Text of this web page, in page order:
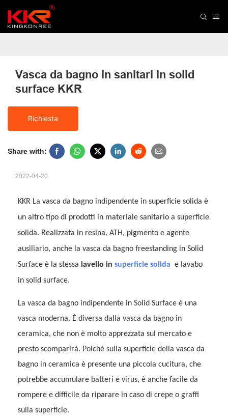
Vasca da bagno in sanitari in solid
surface KKR
Richiesta
Share with:
2022-04-20
KKR La vasca da bagno indipendente in superficie solida è
un altro tipo di prodotti in materiale sanitario a superficie
solida. Realizzata in resina, ATH, pigmento e agente
ausiliario, anche la vasca da bagno freestanding in Solid
Surface è la stessa lavello in superficie solida e lavabo
in solid surface.
La vasca da bagno indipendente in Solid Surface è una
vasca moderna. È diversa dalla vasca da bagno in
ceramica, che non è molto apprezzata sul mercato e
presto scomparirà. Poiché sulla superficie della vasca da
bagno in ceramica è presente una piccola cucitura, che
potrebbe accumulare batteri e virus, è anche facile da
rompere e difficile da riparare in caso di crepe o graffi
sulla superficie.